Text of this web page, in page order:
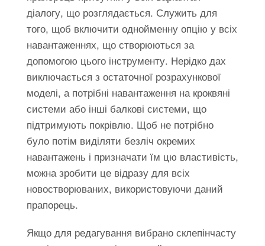
діалогу, що розглядається. Служить для
того, щоб включити однойменну опцію у всіх
навантаженнях, що створюються за
допомогою цього інструменту. Нерідко дах
виключається з остаточної розрахункової
моделі, а потрібні навантаження на кроквяні
системи або інші балкові системи, що
підтримують покрівлю. Щоб не потрібно
було потім виділяти безліч окремих
навантажень і призначати їм цю властивість,
можна зробити це відразу для всіх
новостворюваних, використовуючи даний
прапорець.
Якщо для редагування вибрано склепінчасту